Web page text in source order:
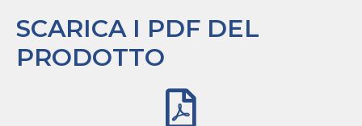
SCARICA I PDF DEL
PRODOTTO